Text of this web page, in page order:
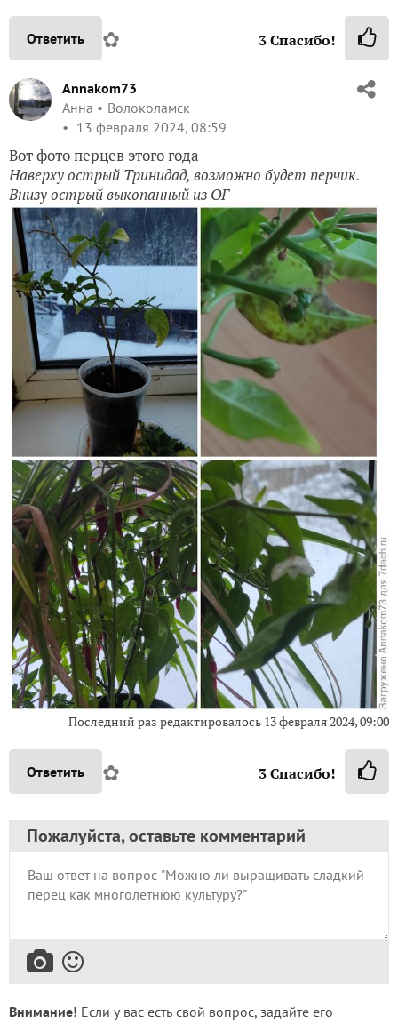
Ответить ✿ 3Спасибо!
Annakom73
Анна
Волоколамск
13 февраля 2024, 08:59
Вот фото перцев этого года
Наверху острый Тринидад, возможно будет перчик.
Внизу острый выкопанный из ОГ
Последний раз редактировалось 13 февраля 2024, 09:00
Ответить ✿ 3Спасибо!
Пожалуйста, оставьте комментарий
Внимание! Если у вас есть свой вопрос, задайте его